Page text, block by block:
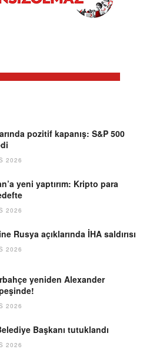
pozitif kapanış: S&P 500
2026
yeni yaptırım: Kripto para
2026
Rusya açıklarında İHA saldırısı
2026
yeniden Alexander
2026
Başkanı tutuklandı
2026